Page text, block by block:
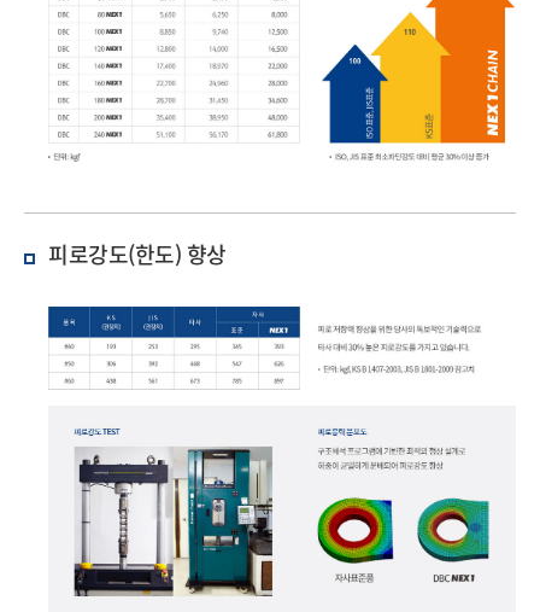
피로강도(한도) 향상